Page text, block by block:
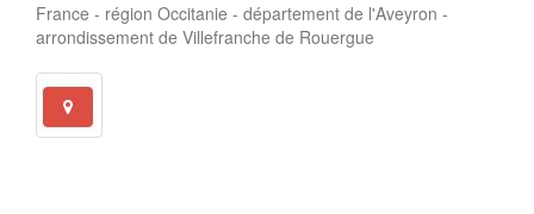
France - région Occitanie - département de l'Aveyron -
arrondissement de Villefranche de Rouergue